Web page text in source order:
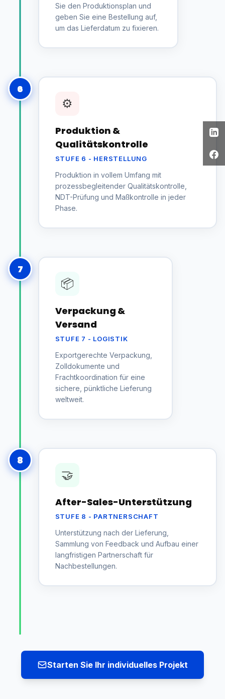
Sie den Produktionsplan und
geben Sie eine Bestellung auf,
um das Lieferdatum zu fixieren.
⚙️
Produktion &
Qualitätskontrolle
STUFE 6 - HERSTELLUNG
Produktion in vollem Umfang mit
prozessbegleitender Qualitätskontrolle,
NDT-Prüfung und Maßkontrolle in jeder
Phase.
6
📦
Verpackung &
Versand
STUFE 7 - LOGISTIK
Exportgerechte Verpackung,
Zolldokumente und
Frachtkoordination für eine
sichere, pünktliche Lieferung
weltweit.
7
🤝
After-Sales-Unterstützung
STUFE 8 - PARTNERSCHAFT
Unterstützung nach der Lieferung,
Sammlung von Feedback und Aufbau einer
langfristigen Partnerschaft für
Nachbestellungen.
8
Starten Sie Ihr individuelles Projekt